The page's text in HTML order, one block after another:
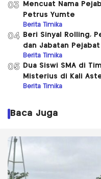
03
Mencuat Nama
Petrus Yumte
Berita Timika
04
Beri Sinyal Rolling,
dan Jabatan Pejabat
Berita Timika
05
Dua Siswi SMA di
Misterius di Kali
Berita Timika
Baca Juga